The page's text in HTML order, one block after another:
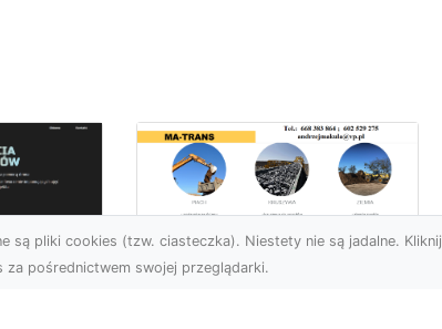
są pliki cookies (tzw. ciasteczka). Niestety nie są jadalne. Kliknij
pośrednictwem swojej przeglądarki.